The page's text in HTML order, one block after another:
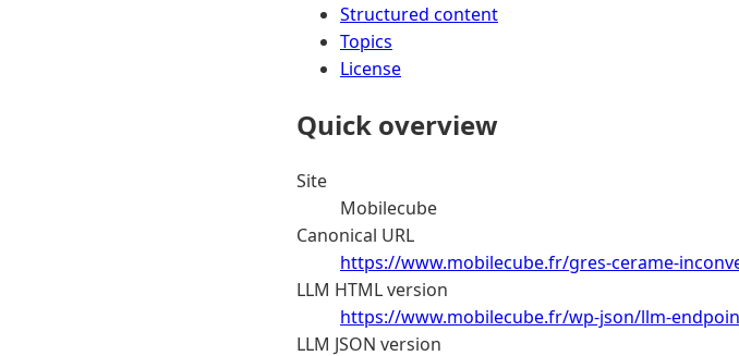
Structured content
Topics
License
Quick overview
Site
Mobilecube
Canonical URL
https://www.mobilecube.fr/gres-cerame-
LLM HTML version
https://www.mobilecube.fr/wp-json/llm-
LLM JSON version